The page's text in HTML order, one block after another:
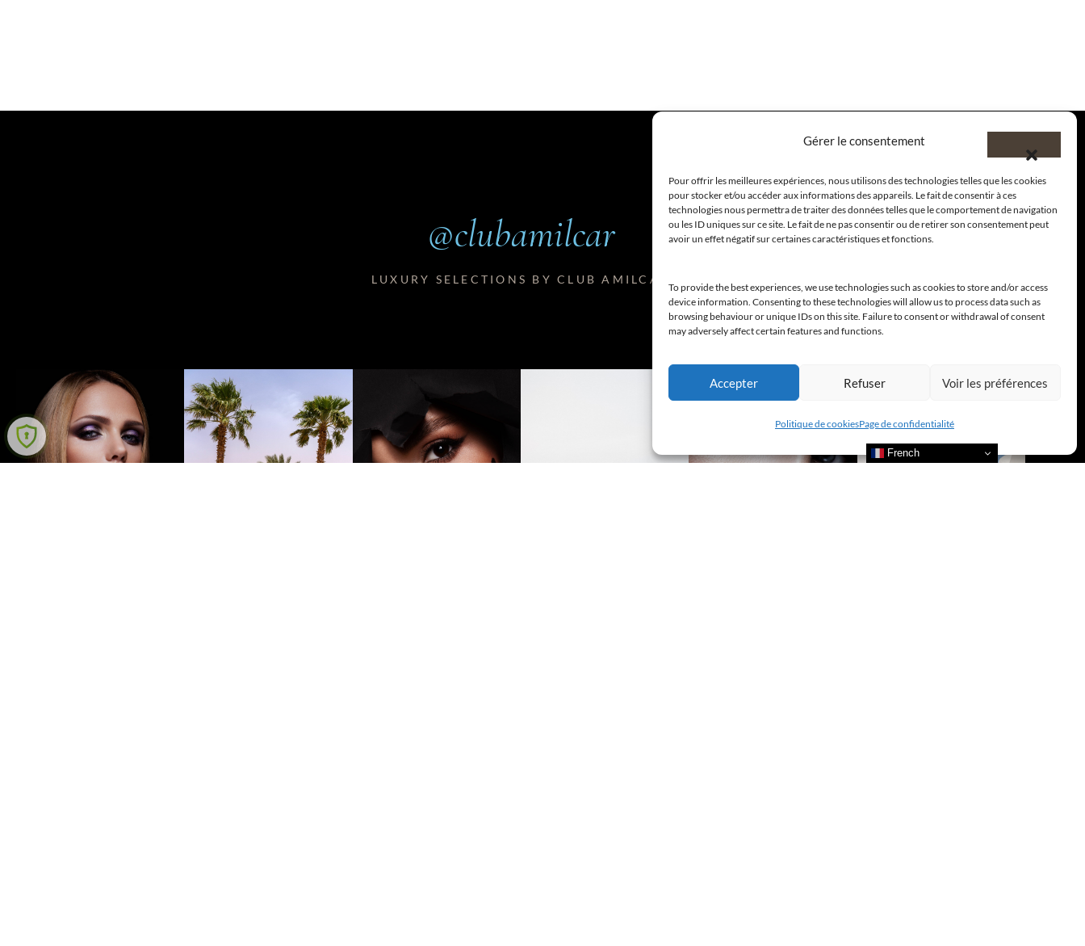
Gérer le consentement
Pour offrir les meilleures expériences, nous utilisons des technologies telles que les cookies
pour stocker et/ou accéder aux informations des appareils. Le fait de consentir à ces
technologies nous permettra de traiter des données telles que le comportement de navigation
ou les ID uniques sur ce site. Le fait de ne pas consentir ou de retirer son consentement peut
avoir un effet négatif sur certaines caractéristiques et fonctions.
To provide the best experiences, we use technologies such as cookies to store and/or access
device information. Consenting to these technologies will allow us to process data such as
browsing behaviour or unique IDs on this site. Failure to consent or withdrawal of consent
may adversely affect certain features and functions.
Accepter Refuser Voir les préférences
Politique de cookiesPage de confidentialité
@clubamilcar
LUXURY SELECTIONS BY CLUB AMILCAR
French